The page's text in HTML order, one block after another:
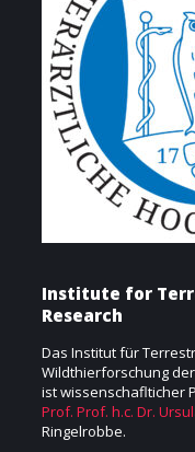
Institute for
Research
Das Institut für
Wildthierforschung
ist wissenschaflticher
Prof. Prof. h.c. Dr.
Ringelrobbe.